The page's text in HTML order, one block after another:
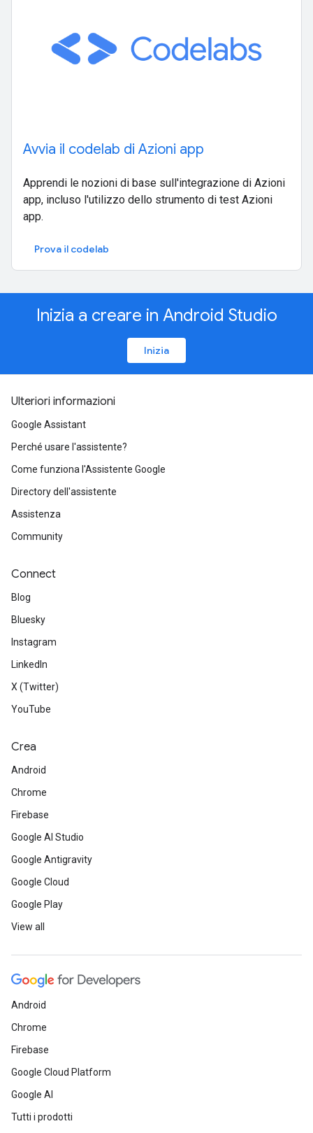
Avvia il codelab di Azioni app
Apprendi le nozioni di base sull'integrazione di Azioni
app, incluso l'utilizzo dello strumento di test Azioni
app.
Prova il codelab
Inizia a creare in Android Studio
Inizia
Ulteriori informazioni
Google Assistant
Perché usare l'assistente?
Come funziona l'Assistente Google
Directory dell'assistente
Assistenza
Community
Connect
Blog
Bluesky
Instagram
LinkedIn
X (Twitter)
YouTube
Crea
Android
Chrome
Firebase
Google AI Studio
Google Antigravity
Google Cloud
Google Play
View all
Android
Chrome
Firebase
Google Cloud Platform
Google AI
Tutti i prodotti